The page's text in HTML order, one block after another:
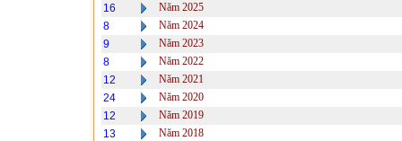
16
Năm 2025
8
Năm 2024
9
Năm 2023
8
Năm 2022
12
Năm 2021
24
Năm 2020
12
Năm 2019
13
Năm 2018